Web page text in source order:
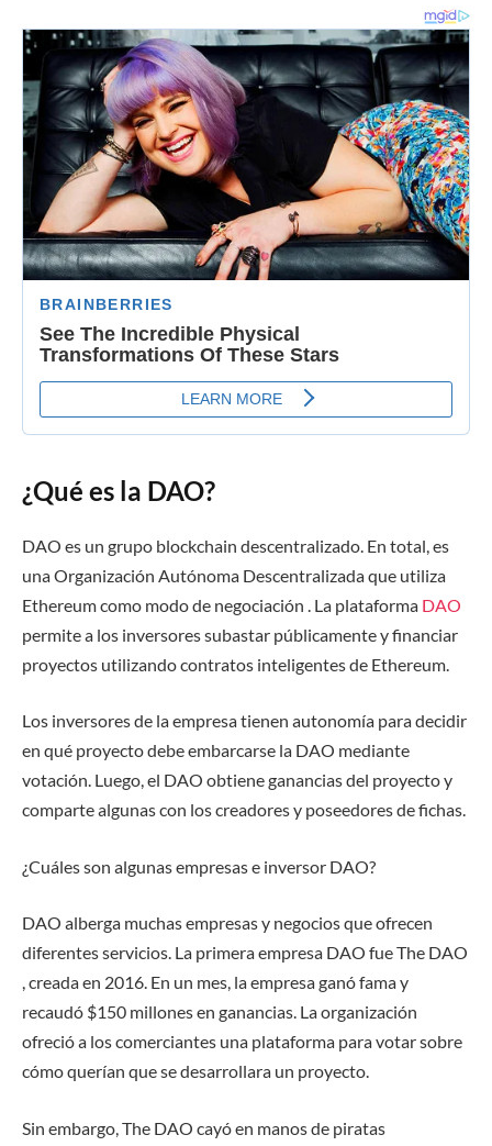
¿Qué es la DAO?
DAO es un grupo blockchain descentralizado. En total, es
una Organización Autónoma Descentralizada que utiliza
Ethereum como modo de negociación . La plataforma DAO
permite a los inversores subastar públicamente y financiar
proyectos utilizando contratos inteligentes de Ethereum.
Los inversores de la empresa tienen autonomía para decidir
en qué proyecto debe embarcarse la DAO mediante
votación. Luego, el DAO obtiene ganancias del proyecto y
comparte algunas con los creadores y poseedores de fichas.
¿Cuáles son algunas empresas e inversor DAO?
DAO alberga muchas empresas y negocios que ofrecen
diferentes servicios. La primera empresa DAO fue The DAO
, creada en 2016. En un mes, la empresa ganó fama y
recaudó $150 millones en ganancias. La organización
ofreció a los comerciantes una plataforma para votar sobre
cómo querían que se desarrollara un proyecto.
Sin embargo, The DAO cayó en manos de piratas